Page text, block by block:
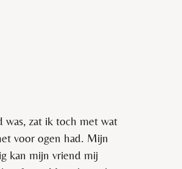
was, zat ik toch met wat
voor ogen had. Mijn
kan mijn vriend mij